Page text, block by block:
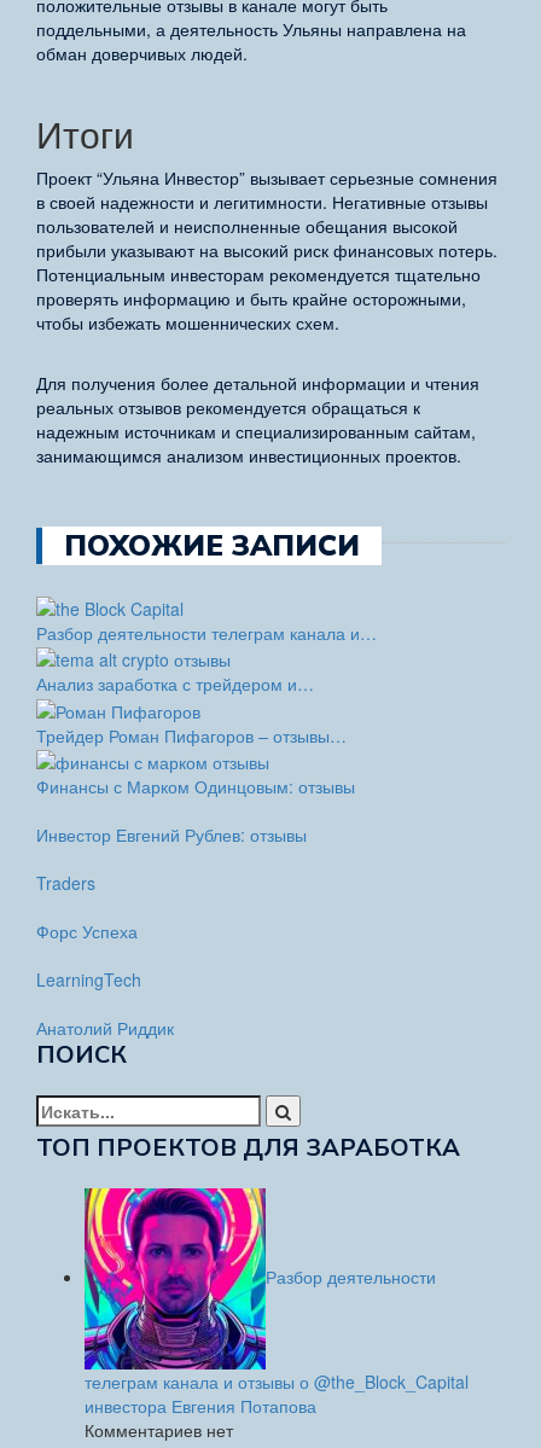
поддельными, а деятельность Ульяны направлена на
обман доверчивых людей.
Итоги
Проект “Ульяна Инвестор” вызывает серьезные сомнения
в своей надежности и легитимности. Негативные отзывы
пользователей и неисполненные обещания высокой
прибыли указывают на высокий риск финансовых потерь.
Потенциальным инвесторам рекомендуется тщательно
проверять информацию и быть крайне осторожными,
чтобы избежать мошеннических схем.
Для получения более детальной информации и чтения
реальных отзывов рекомендуется обращаться к
надежным источникам и специализированным сайтам,
занимающимся анализом инвестиционных проектов.
ПОХОЖИЕ ЗАПИСИ
Разбор деятельности телеграм канала и…
Анализ заработка с трейдером и…
Трейдер Роман Пифагоров – отзывы…
Финансы с Марком Одинцовым: отзывы
Инвестор Евгений Рублев: отзывы
Traders
Форс Успеха
LearningTech
Анатолий Риддик
ПОИСК
Найти:
ТОП ПРОЕКТОВ ДЛЯ ЗАРАБОТКА
Разбор деятельности
телеграм канала и отзывы о @the_Block_Capital
инвестора Евгения Потапова
Комментариев нет